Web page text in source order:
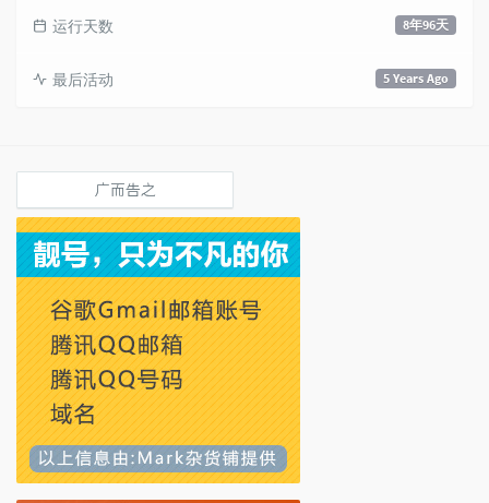
8年96天
运行天数
5 Years Ago
最后活动
广而告之